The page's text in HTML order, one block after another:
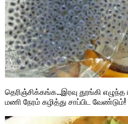
தெரிஞ்சிக்கங்க…இரவு தூங்கி
மணி நேரம் கழித்து சாப்பிட வேண்டும்!